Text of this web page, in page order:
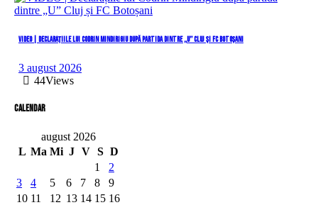
VIDEO | Declarațiile lui Codrin Mindirigiu după partida dintre „U” Cluj și FC Botoșani
3 august 2026
44Views
Calendar
august 2026
L Ma Mi J V S D
1
2
3
4 5 6 7 8
9
10 11 12 13 14 15 16